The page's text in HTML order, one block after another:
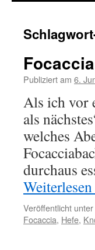
Focaccia
Publiziert am 6.
Als ich vor
als
welches
durchaus
Weiterlesen
Veröffentlicht unter
Focaccia, Hefe,